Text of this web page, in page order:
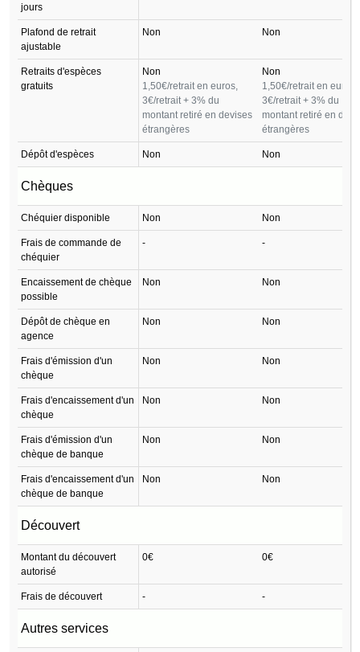
jours
Plafond de retrait
ajustable
Non Non
Retraits d'espèces
gratuits
Non
1,50€/retrait en euros,
3€/retrait + 3% du
montant retiré en devises
étrangères
Non
1,50€/retrait en euros,
3€/retrait + 3% du
montant retiré en
étrangères
Dépôt d'espèces Non Non
Chèques
Chéquier disponible Non Non
Frais de commande de
chéquier
- -
Encaissement de chèque
possible
Non Non
Dépôt de chèque en
agence
Non Non
Frais d'émission d'un
chèque
Non Non
Frais d'encaissement d'un
chèque
Non Non
Frais d'émission d'un
chèque de banque
Non Non
Frais d'encaissement d'un
chèque de banque
Non Non
Découvert
Montant du découvert
autorisé
0€ 0€
Frais de découvert - -
Autres services